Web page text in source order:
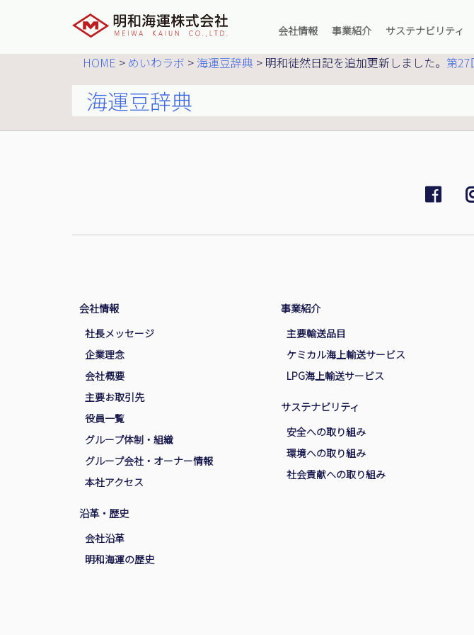
会社情報
社長メッセージ
企業理念
グループ体制・組織
事業紹介
主要輸送品目
ケミカル海上輸送サービス
サステナビリティ
安全への取り組
環境への取り組
羅針盤
海上職採用情
私たちが運
360°パノラ
HOME > めいわラボ > 海運豆辞典 > 明和徒然日記を追加更新しました。 第27
海運豆辞典
会社情報
社長メッセージ
企業理念
会社概要
主要お取引先
役員一覧
グループ体制・組織
グループ会社・オーナー情報
本社アクセス
沿革・歴史
会社沿革
明和海運の歴史
事業紹介
主要輸送品目
ケミカル海上輸送サービス
LPG海上輸送サービス
サステナビリティ
安全への取り組み
環境への取り組み
社会貢献への取り組み